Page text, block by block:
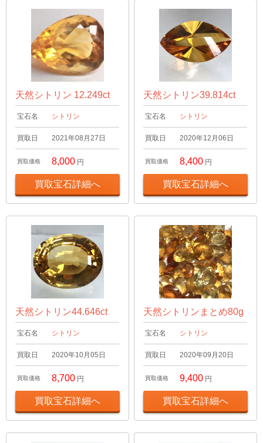
天然シトリン 12.249ct
宝石名 シトリン
買取日 2021年08月27日
買取価格 8,000 円
買取宝石詳細へ
天然シトリン39.814ct
宝石名 シトリン
買取日 2020年12月06日
買取価格 8,400 円
買取宝石詳細へ
天然シトリン44.646ct
宝石名 シトリン
買取日 2020年10月05日
買取価格 8,700 円
買取宝石詳細へ
天然シトリンまとめ80g
宝石名 シトリン
買取日 2020年09月20日
買取価格 9,400 円
買取宝石詳細へ